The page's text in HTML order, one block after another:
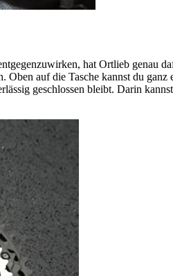
hat Ortlieb genau
Oben auf die Tasche kannst du ganz
geschlossen bleibt. Darin